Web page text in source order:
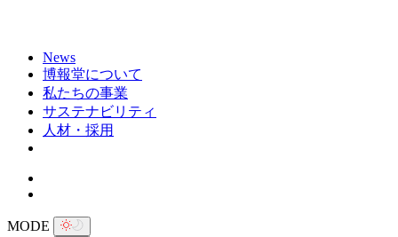
News
博報堂について
私たちの事業
サステナビリティ
人材・採用
MODE